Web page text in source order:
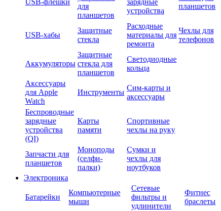
USB-флешки
для
планшетов
зарядные
устройства
планшетов
USB-хабы
Защитные
стекла
Расходные
материалы для
ремонта
Чехлы для
телефонов
Аккумуляторы
Защитные
стекла для
планшетов
Светодиодные
кольца
Аксессуары
для Apple
Watch
Инструменты
Сим-карты и
аксессуары
Беспроводные
зарядные
устройства
(QI)
Карты
памяти
Спортивные
чехлы на руку
Запчасти для
планшетов
Моноподы
(селфи-
палки)
Сумки и
чехлы для
ноутбуков
Электроника
Батарейки
Компьютерные
мыши
Сетевые
фильтры и
удлинители
Фитнес
браслеты